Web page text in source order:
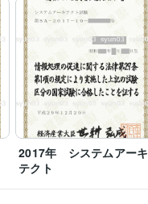
2017年 システムアーキ
テクト